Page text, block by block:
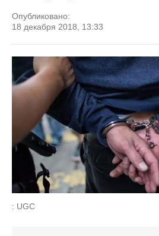
Опубликовано:
18 декабря 2018, 13:33
: UGC